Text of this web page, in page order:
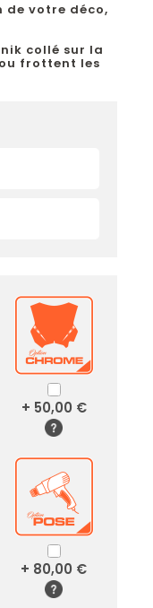
de votre déco,
collé sur la
frottent les
+ 50,00 €
+ 80,00 €